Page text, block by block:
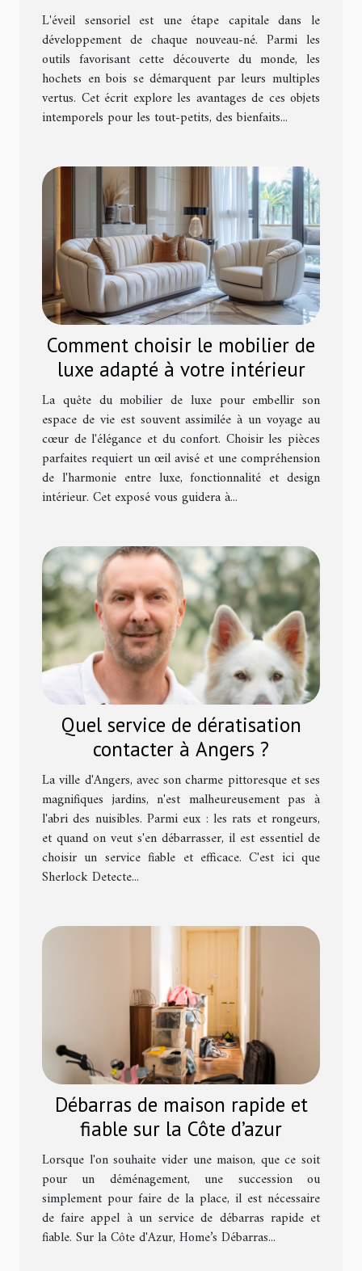
L'éveil sensoriel est une étape capitale dans le
développement de chaque nouveau-né. Parmi les
outils favorisant cette découverte du monde, les
hochets en bois se démarquent par leurs multiples
vertus. Cet écrit explore les avantages de ces objets
intemporels pour les tout-petits, des bienfaits...
Comment choisir le mobilier de
luxe adapté à votre intérieur
La quête du mobilier de luxe pour embellir son
espace de vie est souvent assimilée à un voyage au
cœur de l'élégance et du confort. Choisir les pièces
parfaites requiert un œil avisé et une compréhension
de l'harmonie entre luxe, fonctionnalité et design
intérieur. Cet exposé vous guidera à...
Quel service de dératisation
contacter à Angers ?
La ville d'Angers, avec son charme pittoresque et ses
magnifiques jardins, n'est malheureusement pas à
l'abri des nuisibles. Parmi eux : les rats et rongeurs,
et quand on veut s'en débarrasser, il est essentiel de
choisir un service fiable et efficace. C'est ici que
Sherlock Detecte...
Débarras de maison rapide et
fiable sur la Côte d’azur
Lorsque l'on souhaite vider une maison, que ce soit
pour un déménagement, une succession ou
simplement pour faire de la place, il est nécessaire
de faire appel à un service de débarras rapide et
fiable. Sur la Côte d'Azur, Home’s Débarras...